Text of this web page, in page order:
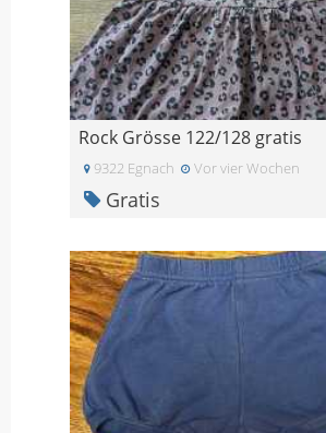
Rock Grösse 122/128 gratis
9322 Egnach Vor vier Wochen
Gratis